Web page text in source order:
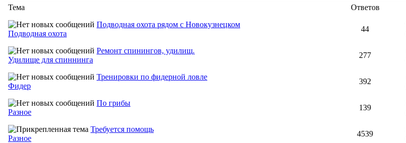
Тема Ответов
Подводная охота рядом с Новокузнецком
Подводная охота
44
Ремонт спинингов, удилищ.
Удилище для спиннинга
277
Тренировки по фидерной ловле
Фидер
392
По грибы
Разное
139
Требуется помощь
Разное
4539